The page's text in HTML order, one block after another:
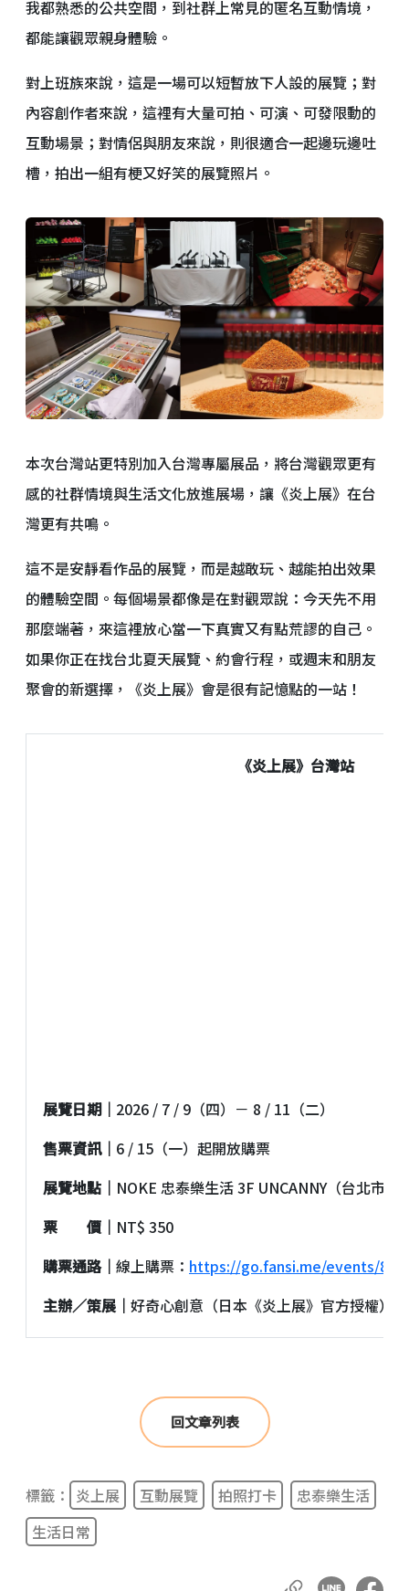
我都熟悉的公共空間，到社群上常見的匿名互動情境，
都能讓觀眾親身體驗。
對上班族來說，這是一場可以短暫放下人設的展覽；對
內容創作者來說，這裡有大量可拍、可演、可發限動的
互動場景；對情侶與朋友來說，則很適合一起邊玩邊吐
槽，拍出一組有梗又好笑的展覽照片。
本次台灣站更特別加入台灣專屬展品，將台灣觀眾更有
感的社群情境與生活文化放進展場，讓《炎上展》在台
灣更有共鳴。
這不是安靜看作品的展覽，而是越敢玩、越能拍出效果
的體驗空間。每個場景都像是在對觀眾說：今天先不用
那麼端著，來這裡放心當一下真實又有點荒謬的自己。
如果你正在找台北夏天展覽、約會行程，或週末和朋友
聚會的新選擇，《炎上展》會是很有記憶點的一站！
《炎上展》台灣站
展覽日期｜ 2026 / 7 / 9（四）－ 8 / 11（二）
售票資訊｜ 6 / 15（一）起開放購票
展覽地點｜ NOKE 忠泰樂生活 3F UNCANNY（台北市中
票 價｜ NT$ 350
購票通路｜ 線上購票： https://go.fansi.me/events/
主辦／策展｜ 好奇心創意（日本《炎上展》官方授權）
回文章列表
標籤： 炎上展 互動展覽 拍照打卡
忠泰樂生活
生活日常